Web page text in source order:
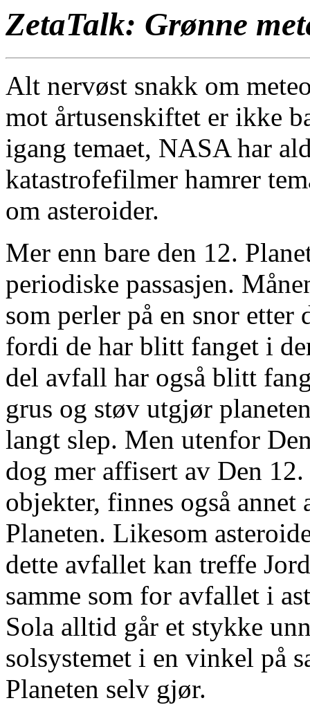
ZetaTalk: Grønne
Alt nervøst snakk om
mot årtusenskiftet er ikke
igang temaet, NASA har
katastrofefilmer hamrer
om asteroider.
Mer enn bare den 12.
periodiske passasjen.
som perler på en snor etter
fordi de har blitt fanget i
del avfall har også blitt
grus og støv utgjør
langt slep. Men utenfor
dog mer affisert av Den
objekter, finnes også
Planeten. Likesom
dette avfallet kan treffe
samme som for avfallet i
Sola alltid går et stykke
solsystemet i en vinkel på
Planeten selv gjør.